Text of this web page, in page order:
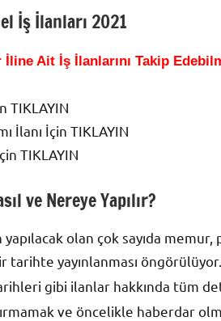
İş İlanları 2021
Ait İş İlanlarını Takip
TIKLAYIN
İlanı İçin TIKLAYIN
TIKLAYIN
ve Nereye Yapılır?
olan çok sayıda memur,
tarihte yayınlanması
gibi ilanlar hakkında tüm
ve öncelikle haberdar